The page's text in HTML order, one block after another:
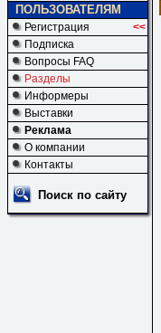
ПОЛЬЗОВАТЕЛЯМ
Регистрация
<<
Подписка
Вопросы FAQ
Разделы
Информеры
Выставки
Реклама
О компании
Контакты
Поиск по сайту